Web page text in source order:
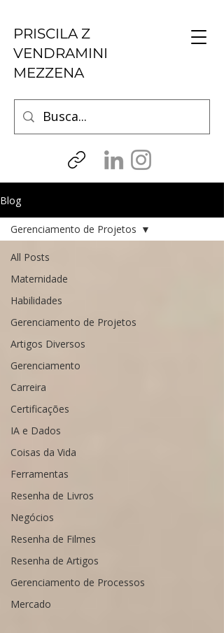
PRISCILA Z
VENDRAMINI
MEZZENA
Blog
All Posts
Maternidade
Habilidades
Gerenciamento de Projetos
Artigos Diversos
Gerenciamento
Carreira
Certificações
IA e Dados
Coisas da Vida
Ferramentas
Resenha de Livros
Negócios
Resenha de Filmes
Resenha de Artigos
Gerenciamento de Processos
Mercado
Gerenciamento de Projetos